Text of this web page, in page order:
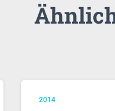
2014